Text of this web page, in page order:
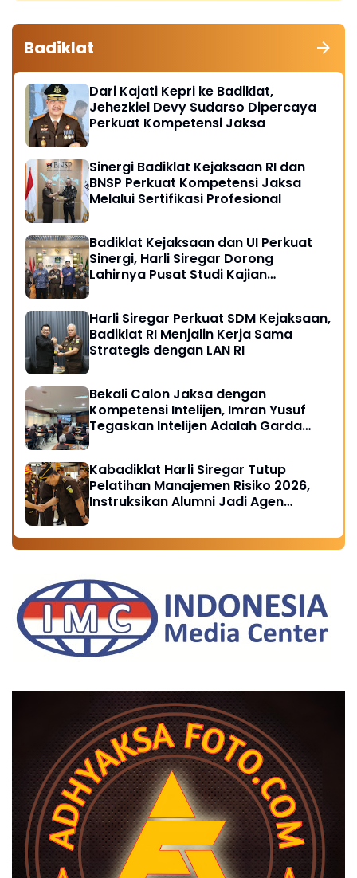
Badiklat
Dari Kajati Kepri ke Badiklat,
Jehezkiel Devy Sudarso Dipercaya
Perkuat Kompetensi Jaksa
Sinergi Badiklat Kejaksaan RI dan
BNSP Perkuat Kompetensi Jaksa
Melalui Sertifikasi Profesional
Badiklat Kejaksaan dan UI Perkuat
Sinergi, Harli Siregar Dorong
Lahirnya Pusat Studi Kajian
Harli Siregar Perkuat SDM Kejaksaan,
Badiklat RI Menjalin Kerja Sama
Strategis dengan LAN RI
Bekali Calon Jaksa dengan
Kompetensi Intelijen, Imran Yusuf
Tegaskan Intelijen Adalah Garda
Kabadiklat Harli Siregar Tutup
Pelatihan Manajemen Risiko 2026,
Instruksikan Alumni Jadi Agen
Kejaksaan